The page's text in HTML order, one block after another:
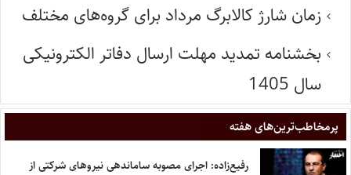
زمان شارژ کالابرگ مرداد برای گروه‌های مختلف
بخشنامه تمدید مهلت ارسال دفاتر الکترونیکی
سال 1405
پر‌مخاطب‌ترین‌های هفته
رفیع‌زاده: اجرای مصوبه ساماندهی نیروهای شرکتی از